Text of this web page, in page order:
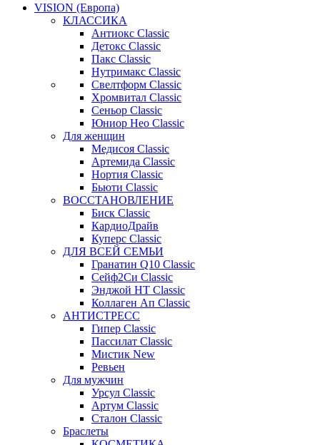
VISION (Европа)
КЛАССИКА
Антиокс Classic
Детокс Classic
Пакс Classic
Нутримакс Classic
Свелтформ Classic
Хромвитал Classic
Сеньор Classic
Юниор Нео Classic
Для женщин
Медисоя Classic
Артемида Classic
Нортия Classic
Бьюти Classic
ВОССТАНОВЛЕНИЕ
Биск Classic
КардиоДрайв
Куперс Classic
ДЛЯ ВСЕЙ СЕМЬИ
Гранатин Q10 Classic
Сейф2Си Classic
Энджой НТ Classic
Коллаген Ап Classic
АНТИСТРЕСС
Гипер Classic
Пассилат Classic
Мистик New
Ревьен
Для мужчин
Урсул Classic
Артум Classic
Сталон Classic
Браслеты